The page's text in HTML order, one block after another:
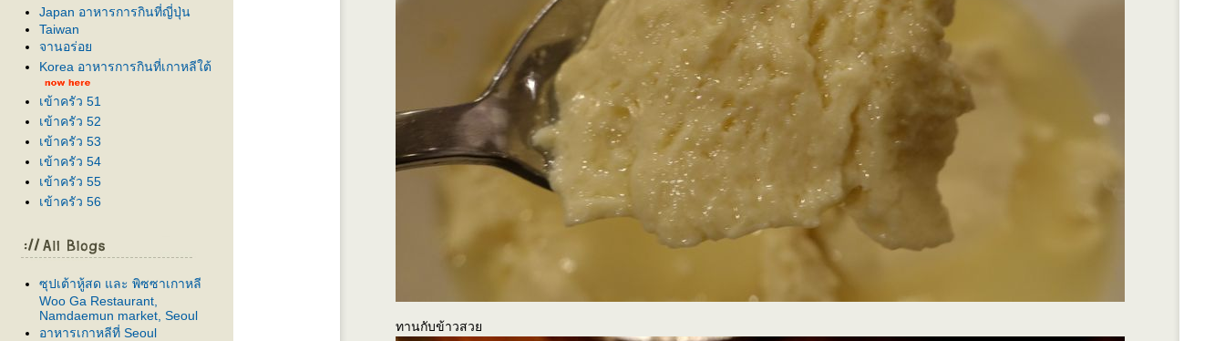
Japan อาหารการกินที่ญี่ปุ่น
Taiwan
จานอร่อ
Korea อาหารการกินที่เกาหลีใต้
เข้าครัว 51
เข้าครัว 52
เข้าครัว 53
เข้าครัว 54
เข้าครัว 55
เข้าครัว 56
ซุปเต้าหู้สด และ พิซซาเกาหลี
Woo Ga Restaurant,
Namdaemun market, Seoul
อาหารเกาหลีที่ Seoul
ทานกับข้าวสว